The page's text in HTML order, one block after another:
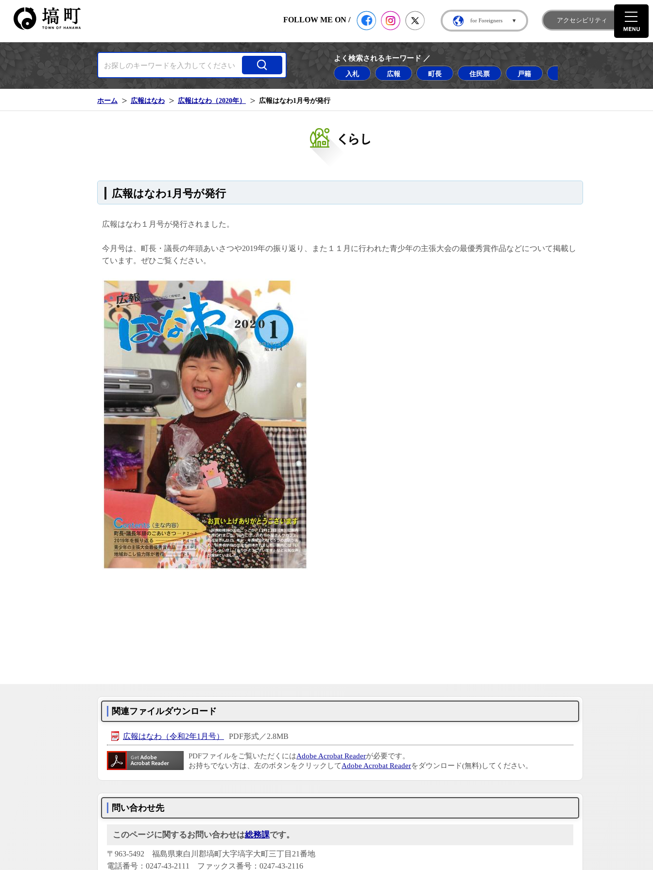
FOLLOW ME ON / 公式Facebook塙町 Instagram
塙町 X for Foreigners アクセシビリティ
よく検索されるキーワード ／
入札
広報 町長 住民票 戸籍 道の駅はなわ
ホーム 広報はなわ 広報はなわ（2020年） 広報はなわ1月号が発行
広報はなわ1月号が発行
広報はなわ１月号が発行されました。
今月号は、町長・議長の年頭あいさつや2019年の振り返り、また１１月に行われた青少年の主張大会の最優秀賞作品などについて掲載し
ています。ぜひご覧ください。
関連ファイルダウンロード
広報はなわ（令和2年1月号） PDF形式／2.8MB
PDFファイルをご覧いただくにはAdobe Acrobat Readerが必要です。
お持ちでない方は、左のボタンをクリックしてAdobe Acrobat Readerをダウンロード(無料)してください。
問い合わせ先
このページに関するお問い合わせは総務課です。
〒963-5492 福島県東白川郡塙町大字塙字大町三丁目21番地
電話番号：0247-43-2111 ファックス番号：0247-43-2116